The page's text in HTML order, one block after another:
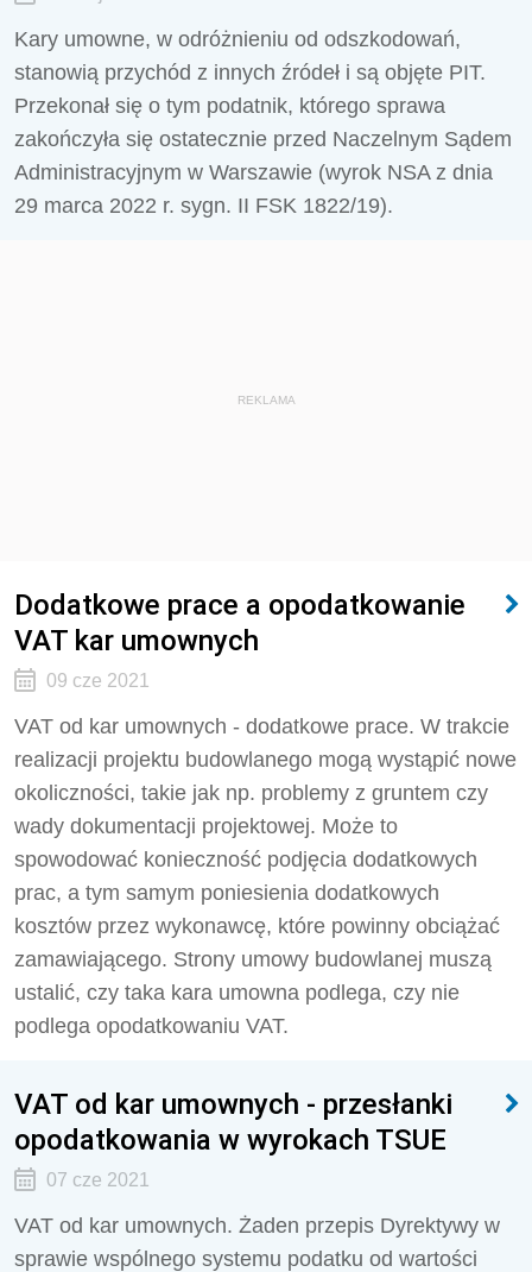
Kary umowne, w odróżnieniu od odszkodowań,
stanowią przychód z innych źródeł i są objęte PIT.
Przekonał się o tym podatnik, którego sprawa
zakończyła się ostatecznie przed Naczelnym Sądem
Administracyjnym w Warszawie (wyrok NSA z dnia
29 marca 2022 r. sygn. II FSK 1822/19).
REKLAMA
Dodatkowe prace a opodatkowanie
VAT kar umownych
09 cze 2021
VAT od kar umownych - dodatkowe prace. W trakcie
realizacji projektu budowlanego mogą wystąpić nowe
okoliczności, takie jak np. problemy z gruntem czy
wady dokumentacji projektowej. Może to
spowodować konieczność podjęcia dodatkowych
prac, a tym samym poniesienia dodatkowych
kosztów przez wykonawcę, które powinny obciążać
zamawiającego. Strony umowy budowlanej muszą
ustalić, czy taka kara umowna podlega, czy nie
podlega opodatkowaniu VAT.
VAT od kar umownych - przesłanki
opodatkowania w wyrokach TSUE
07 cze 2021
VAT od kar umownych. Żaden przepis Dyrektywy w
sprawie wspólnego systemu podatku od wartości